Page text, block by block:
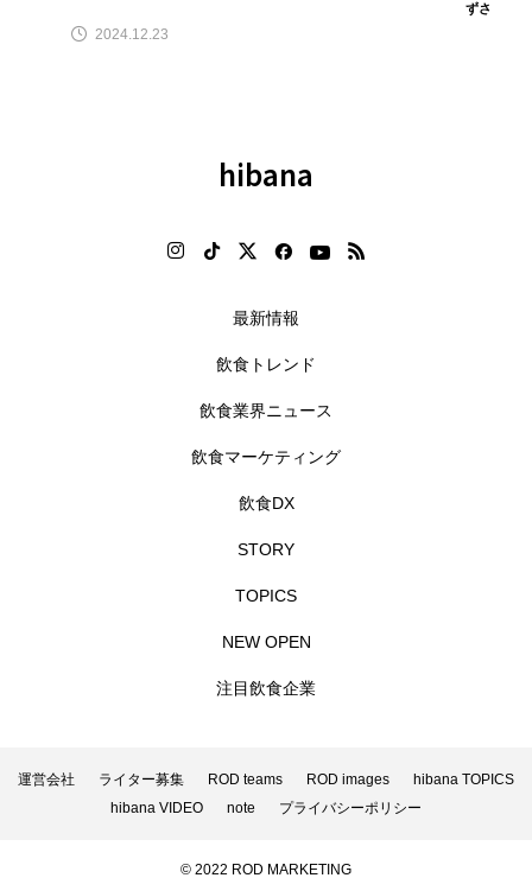
ずさ
2024.12.23
hibana
最新情報
飲食トレンド
飲食業界ニュース
飲食マーケティング
飲食DX
STORY
TOPICS
NEW OPEN
注目飲食企業
運営会社 ライター募集 ROD teams ROD images
hibana TOPICS
hibana VIDEO
note プライバシーポリシー
© 2022 ROD MARKETING